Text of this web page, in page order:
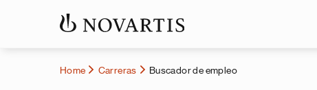
Home Carreras Buscador de empleo